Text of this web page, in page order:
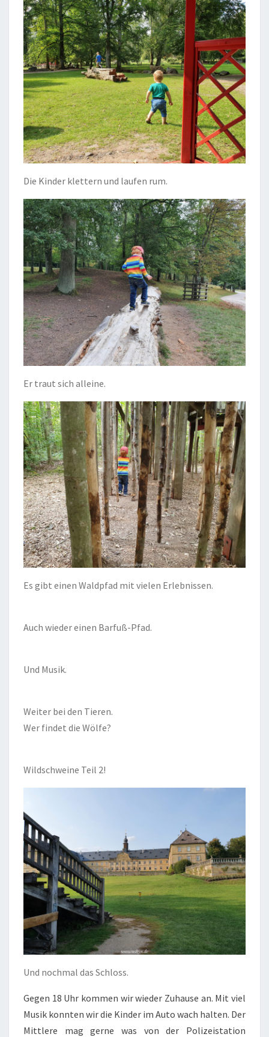
Die Kinder klettern und laufen rum.
Er traut sich alleine.
Es gibt einen Waldpfad mit vielen Erlebnissen.
Auch wieder einen Barfuß-Pfad.
Und Musik.
Weiter bei den Tieren.
Wer findet die Wölfe?
Wildschweine Teil 2!
Und nochmal das Schloss.
Gegen 18 Uhr kommen wir wieder Zuhause an. Mit viel
Musik konnten wir die Kinder im Auto wach halten. Der
Mittlere mag gerne was von der Polizeistation